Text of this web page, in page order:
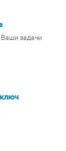
задачи